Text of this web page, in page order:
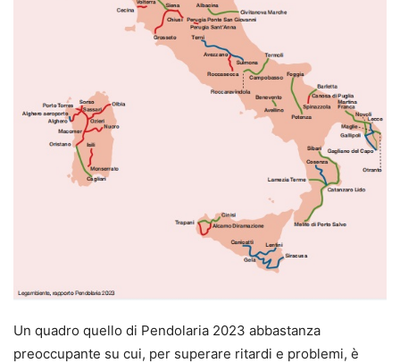
Un quadro quello di Pendolaria 2023 abbastanza
preoccupante su cui, per superare ritardi e problemi, è